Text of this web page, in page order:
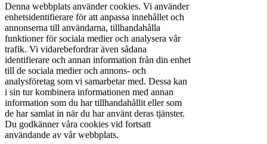
Denna webbplats använder cookies. Vi använder
enhetsidentifierare för att anpassa innehållet och
annonserna till användarna, tillhandahålla
funktioner för sociala medier och analysera vår
trafik. Vi vidarebefordrar även sådana
identifierare och annan information från din enhet
till de sociala medier och annons- och
analysföretag som vi samarbetar med. Dessa kan
i sin tur kombinera informationen med annan
information som du har tillhandahållit eller som
de har samlat in när du har använt deras tjänster.
Du godkänner våra cookies vid fortsatt
användande av vår webbplats.